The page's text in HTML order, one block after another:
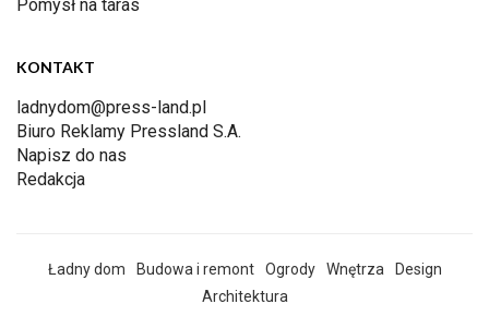
Pomysł na taras
KONTAKT
ladnydom@press-land.pl
Biuro Reklamy Pressland S.A.
Napisz do nas
Redakcja
Ładny dom Budowa i remont Ogrody Wnętrza
Design
Architektura